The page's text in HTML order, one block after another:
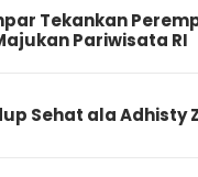
Tekankan
Pariwisata RI
Sehat ala Adhisty